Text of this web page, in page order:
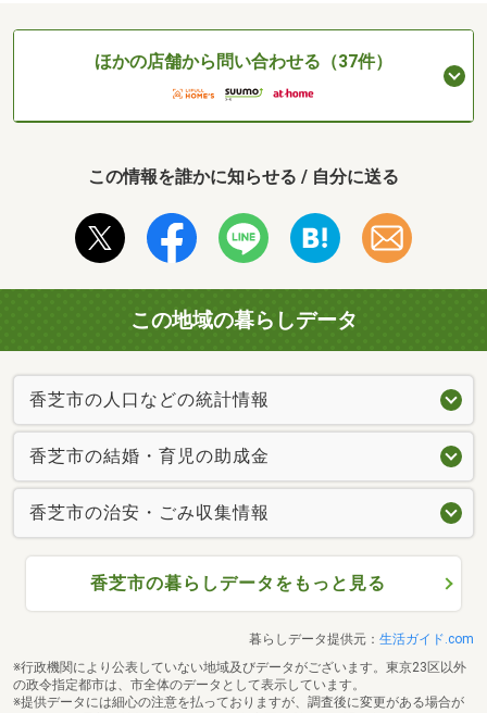
ほかの店舗から問い合わせる（37件）
この情報を誰かに知らせる / 自分に送る
この地域の暮らしデータ
香芝市の人口などの統計情報
香芝市の結婚・育児の助成金
香芝市の治安・ごみ収集情報
香芝市の暮らしデータをもっと見る
暮らしデータ提供元： 生活ガイド.com
※行政機関により公表していない地域及びデータがございます。東京23区以外
の政令指定都市は、市全体のデータとして表示しています。
※提供データには細心の注意を払っておりますが、調査後に変更がある場合が